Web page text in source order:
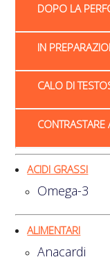
DOPO LA
IN
CALO DI
CONTRASTARE
ACIDI GRASSI
Omega-3
ALIMENTARI
Anacardi